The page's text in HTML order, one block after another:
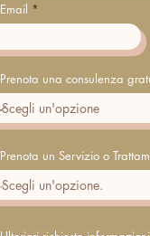
Email
Prenota una consulenza
Prenota un Servizio o